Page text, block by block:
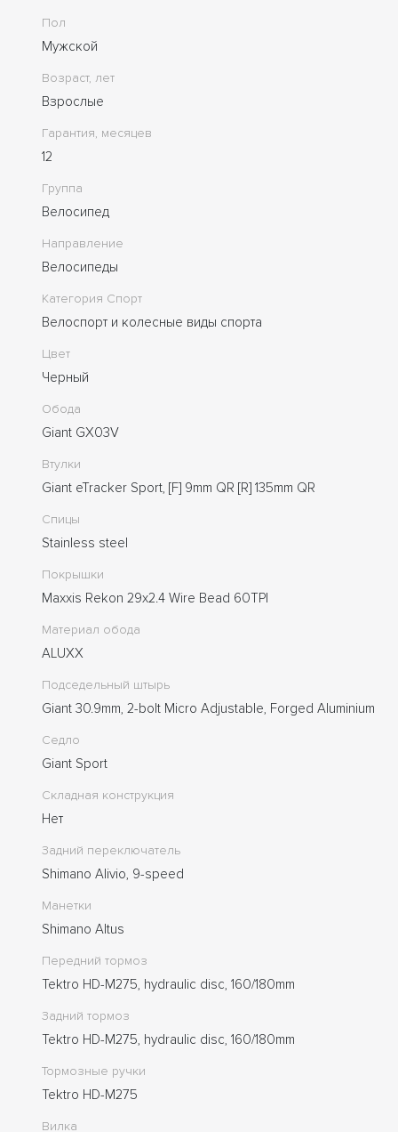
Пол
Мужской
Возраст, лет
Взрослые
Гарантия, месяцев
12
Группа
Велосипед
Направление
Велосипеды
Категория Спорт
Велоспорт и колесные виды спорта
Цвет
Черный
Обода
Giant GX03V
Втулки
Giant eTracker Sport, [F] 9mm QR [R] 135mm QR
Спицы
Stainless steel
Покрышки
Maxxis Rekon 29x2.4 Wire Bead 60TPI
Материал обода
ALUXX
Подседельный штырь
Giant 30.9mm, 2-bolt Micro Adjustable, Forged Aluminium
Седло
Giant Sport
Складная конструкция
Нет
Задний переключатель
Shimano Alivio, 9-speed
Манетки
Shimano Altus
Передний тормоз
Tektro HD-M275, hydraulic disc, 160/180mm
Задний тормоз
Tektro HD-M275, hydraulic disc, 160/180mm
Тормозные ручки
Tektro HD-M275
Вилка